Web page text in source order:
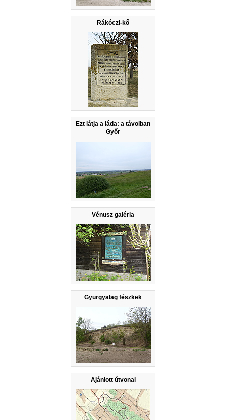
Rákóczi-kő
Ezt látja a láda: a távolban
Győr
Vénusz galéria
Gyurgyalag fészkek
Ajánlott útvonal